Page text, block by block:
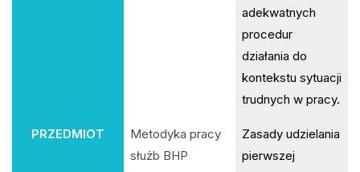
adekwatnych
procedur
działania do
kontekstu sytuacji
trudnych w pracy.
PRZEDMIOT
Metodyka pracy
służb BHP
Zasady udzielania
pierwszej